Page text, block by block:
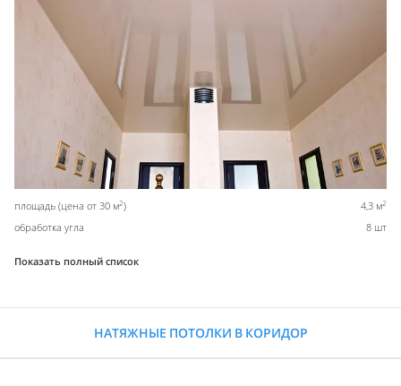
площадь (цена от 30 м2) 4,3 м2
обработка угла 8 шт
Показать полный список
НАТЯЖНЫЕ ПОТОЛКИ В КОРИДОР